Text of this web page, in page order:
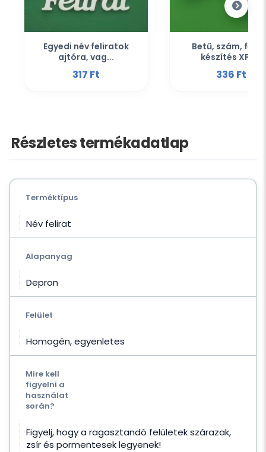
Egyedi név feliratok
ajtóra, vag...
317 Ft‎
Betű, szám,
készítés XPS...
336 Ft‎
Részletes termékadatlap
Terméktípus
Név felirat
Alapanyag
Depron
Felület
Homogén, egyenletes
Mire kell
figyelni a
használat
során?
Figyelj, hogy a ragasztandó felületek szárazak,
zsír és pormentesek legyenek!